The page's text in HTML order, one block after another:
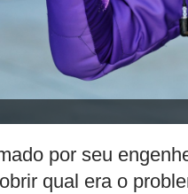
por seu
qual era o